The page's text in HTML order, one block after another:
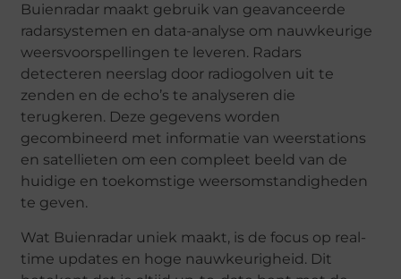
Buienradar maakt gebruik van geavanceerde
radarsystemen en data-analyse om nauwkeurige
weersvoorspellingen te leveren. Radars
detecteren neerslag door radiogolven uit te
zenden en de echo’s te analyseren die
terugkeren. Deze gegevens worden
gecombineerd met informatie van weerstations
en satellieten om een compleet beeld van de
huidige en toekomstige weersomstandigheden
te geven.
Wat Buienradar uniek maakt, is de focus op real-
time updates en hoge nauwkeurigheid. Dit